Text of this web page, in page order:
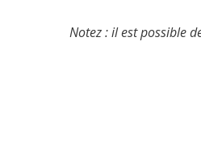
Notez : il est possible